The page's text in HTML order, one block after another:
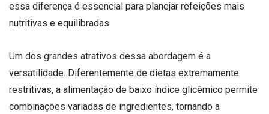
essa diferença é essencial para planejar refeições mais
nutritivas e equilibradas.
Um dos grandes atrativos dessa abordagem é a
versatilidade. Diferentemente de dietas extremamente
restritivas, a alimentação de baixo índice glicêmico permite
combinações variadas de ingredientes, tornando a